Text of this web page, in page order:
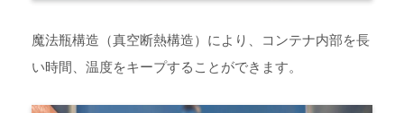
魔法瓶構造（真空断熱構造）により、コンテナ内部を長
い時間、温度をキープすることができます。